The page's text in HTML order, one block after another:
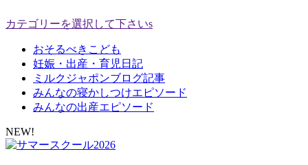
カテゴリーを選択して下さいs
おそるべきこども
妊娠・出産・育児日記
ミルクジャポンブログ記事
みんなの寝かしつけエピソード
みんなの出産エピソード
NEW!